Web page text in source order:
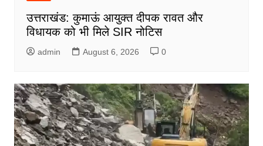
उत्तराखंड: कुमाऊं आयुक्त दीपक रावत और
विधायक को भी मिले SIR नोटिस
admin August 6, 2026 0